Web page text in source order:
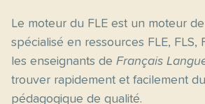
Le moteur du FLE est un moteur
spécialisé en ressources FLE, FLS,
les enseignants de Français
trouver rapidement et facilement
pédagogique de qualité.